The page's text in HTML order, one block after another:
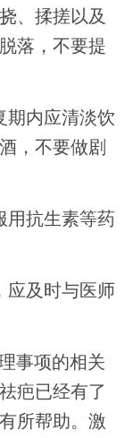
、揉搓以及
落，不要提
期内应清淡饮
，不要做剧
用抗生素等药
应及时与医师
事项的相关
疤已经有了
所帮助。激